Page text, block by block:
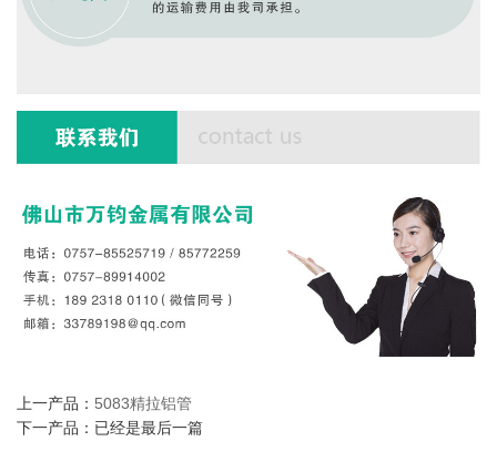
上一产品： 5083精拉铝管
下一产品：已经是最后一篇